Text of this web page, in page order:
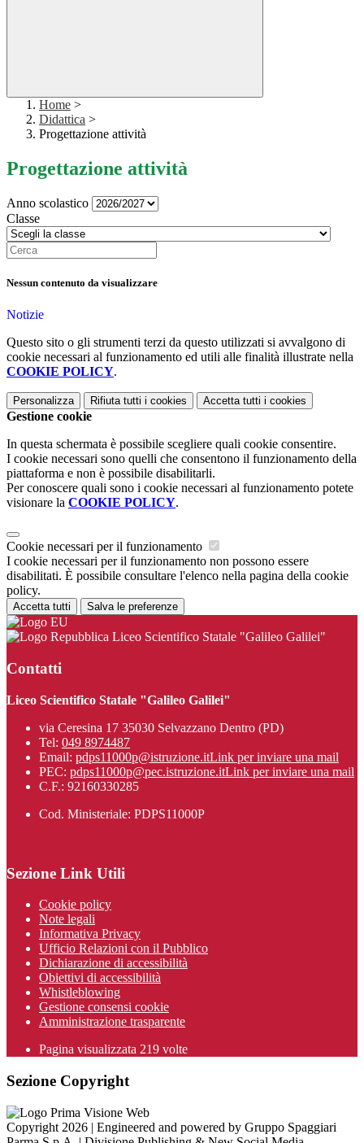
Home >
Didattica >
Progettazione attività
Progettazione attività
Anno scolastico
Classe
Nessun contenuto da visualizzare
Notizie
Questo sito o gli strumenti terzi da questo utilizzati si avvalgono di
cookie necessari al funzionamento ed utili alle finalità illustrate nella
COOKIE POLICY.
Personalizza Rifiuta tutti i cookies Accetta tutti i cookies
Gestione cookie
In questa schermata è possibile scegliere quali cookie consentire.
I cookie necessari sono quelli che consentono il funzionamento della
piattaforma e non è possibile disabilitarli.
Per conoscere quali sono i cookie necessari al funzionamento potete
visionare la COOKIE POLICY.
Cookie necessari per il funzionamento
I cookie necessari per il funzionamento non possono essere
disabilitati. È possibile consultare l'elenco nella pagina della cookie
policy.
Accetta tutti Salva le preferenze
Liceo Scientifico Statale "Galileo Galilei"
Contatti
Liceo Scientifico Statale "Galileo Galilei"
via Ceresina 17 35030 Selvazzano Dentro (PD)
Tel: 049 8974487
Email: pdps11000p@istruzione.itLink per inviare una mail
PEC: pdps11000p@pec.istruzione.itLink per inviare una mail
C.F.: 92160330285
Cod. Ministeriale: PDPS11000P
Sezione Link Utili
Cookie policy
Note legali
Informativa Privacy
Ufficio Relazioni con il Pubblico
Dichiarazione di accessibilità
Obiettivi di accessibilità
Whistleblowing
Gestione consensi cookie
Amministrazione trasparente
Pagina visualizzata 219 volte
Sezione Copyright
Copyright 2026 | Engineered and powered by Gruppo Spaggiari